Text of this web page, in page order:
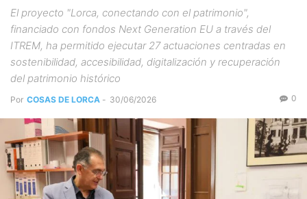
El proyecto "Lorca, conectando con el patrimonio",
financiado con fondos Next Generation EU a través del
ITREM, ha permitido ejecutar 27 actuaciones centradas en
sostenibilidad, accesibilidad, digitalización y recuperación
del patrimonio histórico
Por COSAS DE LORCA - 30/06/2026 0